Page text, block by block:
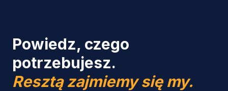
Powiedz, czego
potrzebujesz.
Resztą zajmiemy się my.